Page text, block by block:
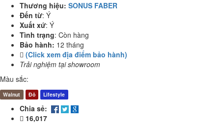
Thương hiệu: SONUS FABER
Đến từ: Ý
Xuất xứ: Ý
Tình trạng: Còn hàng
Bảo hành: 12 tháng
(Click xem địa điểm bảo hành)
Trải nghiệm tại showroom
Màu sắc:
Walnut Đỏ Lifestyle
Chia sẻ:
16,017